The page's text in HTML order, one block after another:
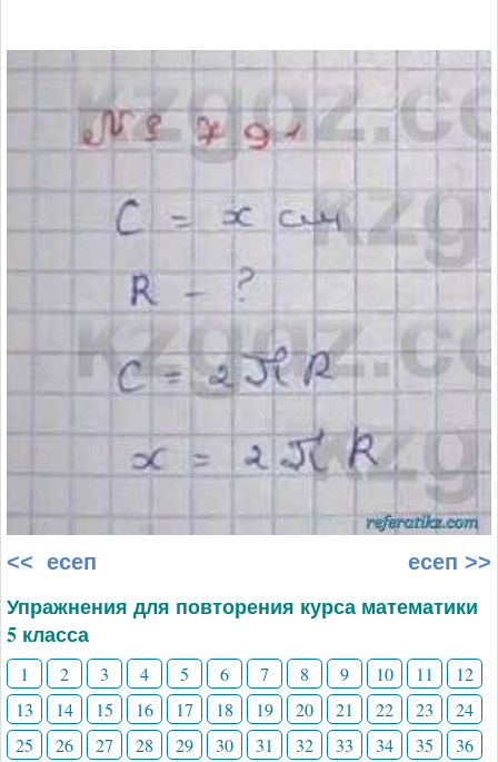
<< есеп есеп >>
Упражнения для повторения курса математики
5 класса
1 2 3 4 5 6 7 8 9 10 11
12
13
14 15 16 17 18 19 20 21 22 23
24
25
26 27 28 29 30 31 32 33 34 35
36